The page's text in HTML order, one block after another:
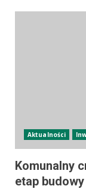
Aktualności
Komunalny
etap